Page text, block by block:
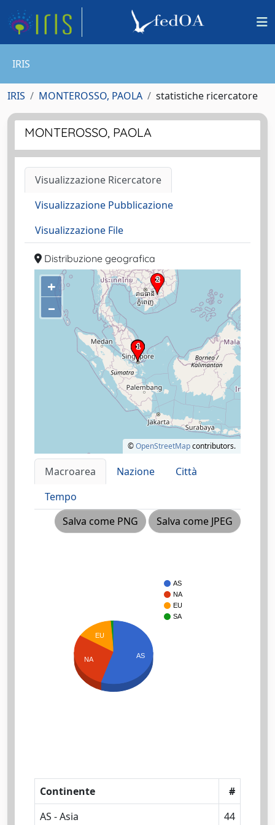
IRIS
IRIS MONTEROSSO, PAOLA statistiche ricercatore
MONTEROSSO, PAOLA
Visualizzazione Ricercatore
Visualizzazione Pubblicazione
Visualizzazione File
Distribuzione geografica
+
–
©OpenStreetMapcontributors.
Macroarea Nazione
Città
Tempo
Salva come PNG
Salva come JPEG
AS
NA
EU
SA
EU
NA
AS
Continente
#
AS - Asia
44